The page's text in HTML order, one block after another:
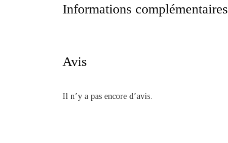
Informations complémentaires
Avis
Il n’y a pas encore d’avis.